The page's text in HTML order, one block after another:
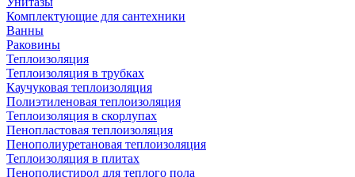
Комплектующие для сантехники
Ванны
Раковины
Теплоизоляция
Теплоизоляция в трубках
Каучуковая теплоизоляция
Полиэтиленовая теплоизоляция
Теплоизоляция в скорлупах
Пенопластовая теплоизоляция
Пенополиуретановая теплоизоляция
Теплоизоляция в плитах
Пенополистирол для теплого пола